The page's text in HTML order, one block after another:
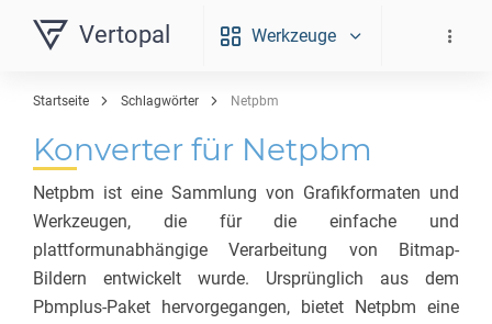
Vertopal Werkzeuge
Startseite Schlagwörter Netpbm
Konverter für Netpbm
Netpbm ist eine Sammlung von Grafikformaten und
Werkzeugen, die für die einfache und
plattformunabhängige Verarbeitung von Bitmap-
Bildern entwickelt wurde. Ursprünglich aus dem
Pbmplus-Paket hervorgegangen, bietet Netpbm eine